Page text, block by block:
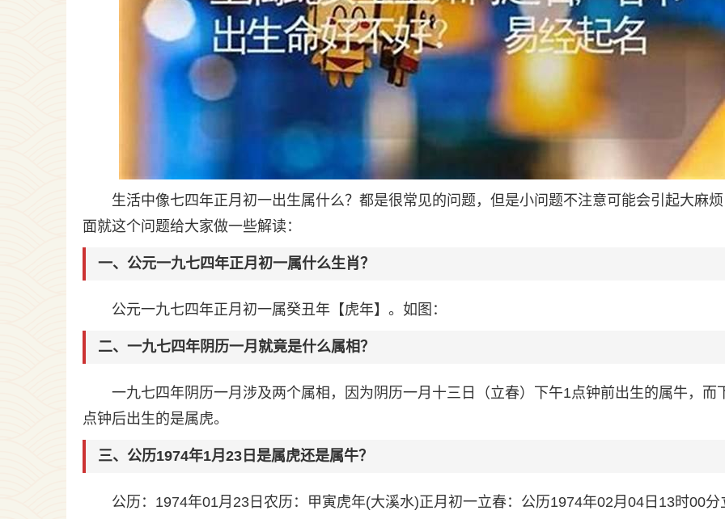
生活中像七四年正月初一出生属什么？都是很常见的问题，但是小问题不注意可能会引起大麻
面就这个问题给大家做一些解读：
一、公元一九七四年正月初一属什么生肖？
公元一九七四年正月初一属癸丑年【虎年】。如图：
二、一九七四年阴历一月就竟是什么属相？
一九七四年阴历一月涉及两个属相，因为阴历一月十三日（立春）下午1点钟前出生的属牛，而
点钟后出生的是属虎。
三、公历1974年1月23日是属虎还是属牛？
公历：1974年01月23日农历：甲寅虎年(大溪水)正月初一立春：公历1974年02月04日13时00分